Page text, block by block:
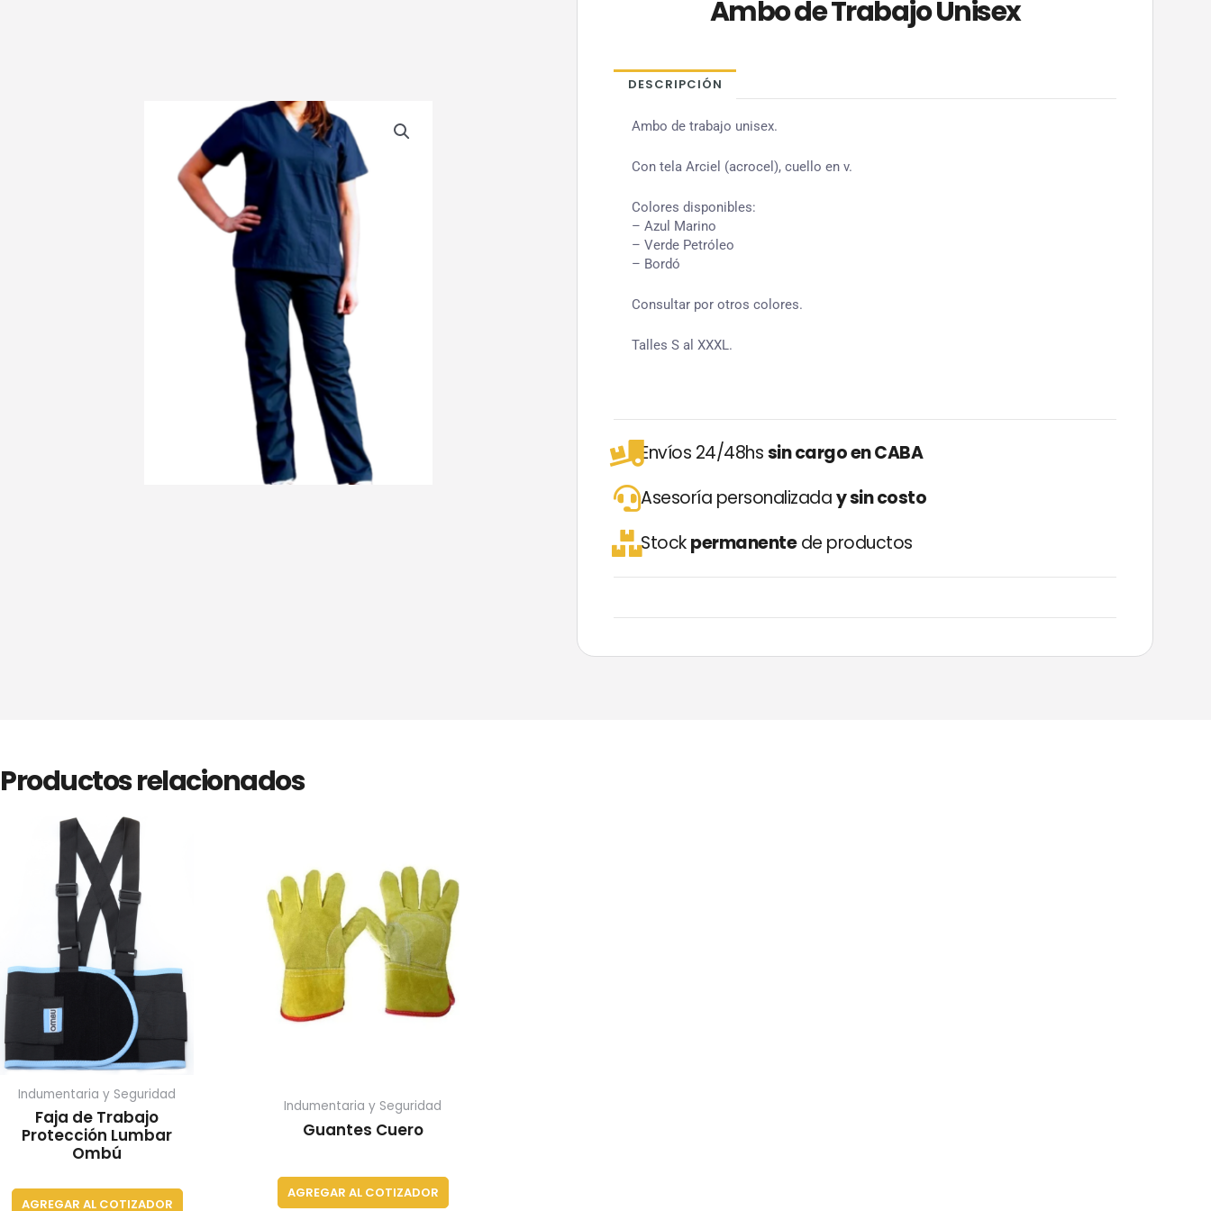
Ambo de Trabajo Unisex
DESCRIPCIÓN
Ambo de trabajo unisex.
Con tela Arciel (acrocel), cuello en v.
Colores disponibles:
– Azul Marino
– Verde Petróleo
– Bordó
Consultar por otros colores.
Talles S al XXXL.
Envíos 24/48hssin cargo en CABA
Asesoría personalizaday sin costo
Stockpermanentede productos
Productos relacionados
Indumentaria y Seguridad
Faja de Trabajo
Protección Lumbar
Ombú
AGREGAR AL COTIZADOR
Indumentaria y Seguridad
Guantes Cuero
AGREGAR AL COTIZADOR